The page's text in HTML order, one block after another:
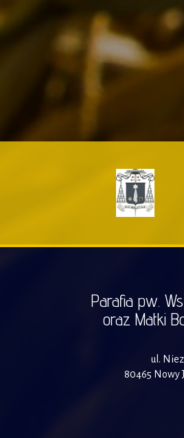
Parafia pw.
oraz Matki
ul.
80465 Nowy